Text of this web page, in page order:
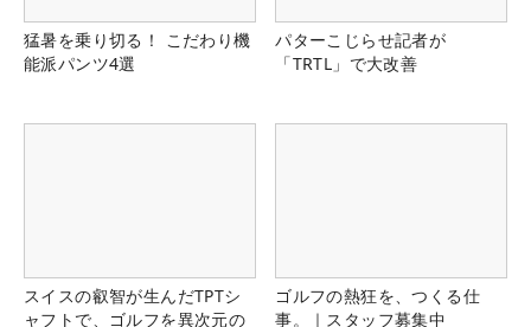
猛暑を乗り切る！ こだわり機
能派パンツ4選
パターこじらせ記者が
「TRTL」で大改善
スイスの叡智が生んだTPTシ
ャフトで、ゴルフを異次元の
ゴルフの熱狂を、つくる仕
事。｜スタッフ募集中